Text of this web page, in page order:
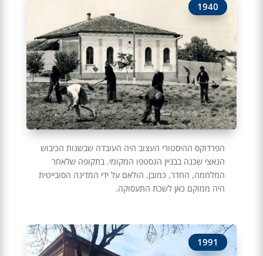
1940
הפרדוקס ההיסטורי העצוב היה העובדה שבשנות הכיבוש
הנאצי שכנה בבניין הגסטפו המקומי. בתקופה שלאחר
המלחמה, החדר, כמובן, הולאם על ידי המדינה הסובייטית
היה ממוקם כאן לשכת התעסוקה.
1991